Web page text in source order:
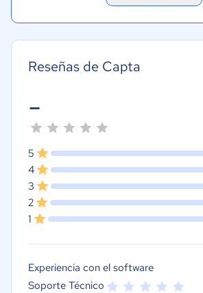
Reseñas de Capta
-
5
4
3
2
1
Experiencia con el software
Soporte Técnico